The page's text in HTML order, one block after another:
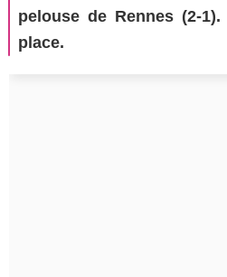
pelouse de Rennes (2-
place.